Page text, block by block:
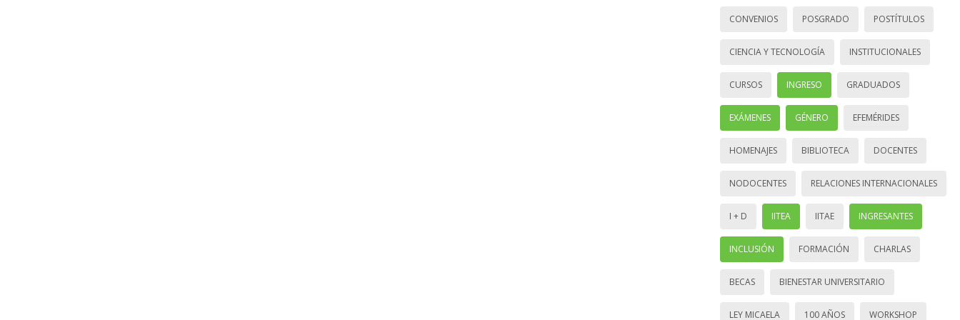
CONVENIOS POSGRADO POSTÍTULOS
CIENCIA Y TECNOLOGÍA INSTITUCIONALES
CURSOS INGRESO GRADUADOS
EXÁMENES GÉNERO EFEMÉRIDES
HOMENAJES BIBLIOTECA DOCENTES
NODOCENTES RELACIONES INTERNACIONALES
I + D IITEA IITAE INGRESANTES
INCLUSIÓN FORMACIÓN CHARLAS
BECAS BIENESTAR UNIVERSITARIO
LEY MICAELA 100 AÑOS WORKSHOP